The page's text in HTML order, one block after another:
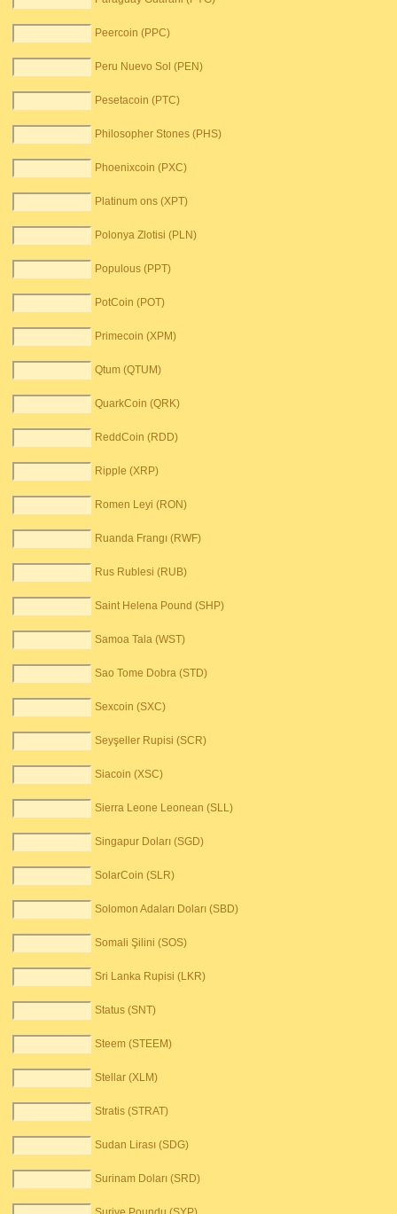
Peercoin (PPC)
Peru Nuevo Sol (PEN)
Pesetacoin (PTC)
Philosopher Stones (PHS)
Phoenixcoin (PXC)
Platinum ons (XPT)
Polonya Zlotisi (PLN)
Populous (PPT)
PotCoin (POT)
Primecoin (XPM)
Qtum (QTUM)
QuarkCoin (QRK)
ReddCoin (RDD)
Ripple (XRP)
Romen Leyi (RON)
Ruanda Frangı (RWF)
Rus Rublesi (RUB)
Saint Helena Pound (SHP)
Samoa Tala (WST)
Sao Tome Dobra (STD)
Sexcoin (SXC)
Seyşeller Rupisi (SCR)
Siacoin (XSC)
Sierra Leone Leonean (SLL)
Singapur Doları (SGD)
SolarCoin (SLR)
Solomon Adaları Doları (SBD)
Somali Şilini (SOS)
Sri Lanka Rupisi (LKR)
Status (SNT)
Steem (STEEM)
Stellar (XLM)
Stratis (STRAT)
Sudan Lirası (SDG)
Surinam Doları (SRD)